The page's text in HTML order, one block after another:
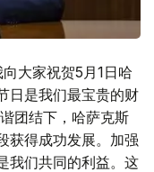
大家祝贺5月1日哈
日是我们最宝贵的财
团结下，哈萨克斯
获得成功发展。加强
我们共同的利益。这